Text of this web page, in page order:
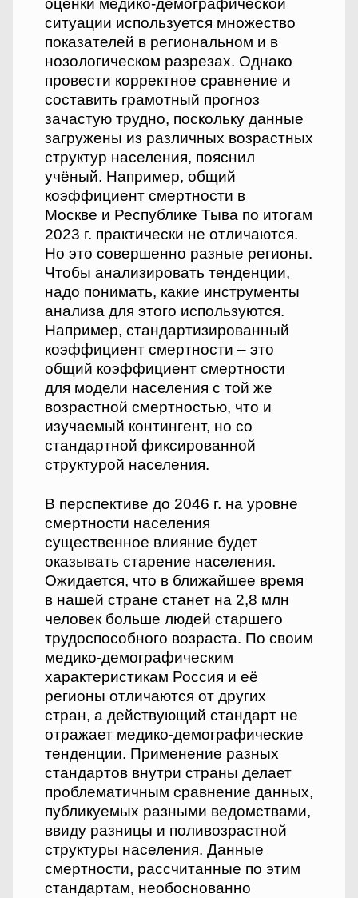
оценки медико-демографической
ситуации используется множество
показателей в региональном и в
нозологическом разрезах. Однако
провести корректное сравнение и
составить грамотный прогноз
зачастую трудно, поскольку данные
загружены из различных возрастных
структур населения, пояснил
учёный. Например, общий
коэффициент смертности в
Москве и Республике Тыва по итогам
2023 г. практически не отличаются.
Но это совершенно разные регионы.
Чтобы анализировать тенденции,
надо понимать, какие инструменты
анализа для этого используются.
Например, стандартизированный
коэффициент смертности – это
общий коэффициент смертности
для модели населения с той же
возрастной смертностью, что и
изучаемый контингент, но со
стандартной фиксированной
структурой населения.
В перспективе до 2046 г. на уровне
смертности населения
существенное влияние будет
оказывать старение населения.
Ожидается, что в ближайшее время
в нашей стране станет на 2,8 млн
человек больше людей старшего
трудоспособного возраста. По своим
медико-демографическим
характеристикам Россия и её
регионы отличаются от других
стран, а действующий стандарт не
отражает медико-демографические
тенденции. Применение разных
стандартов внутри страны делает
проблематичным сравнение данных,
публикуемых разными ведомствами,
ввиду разницы и поливозрастной
структуры населения. Данные
смертности, рассчитанные по этим
стандартам, необоснованно